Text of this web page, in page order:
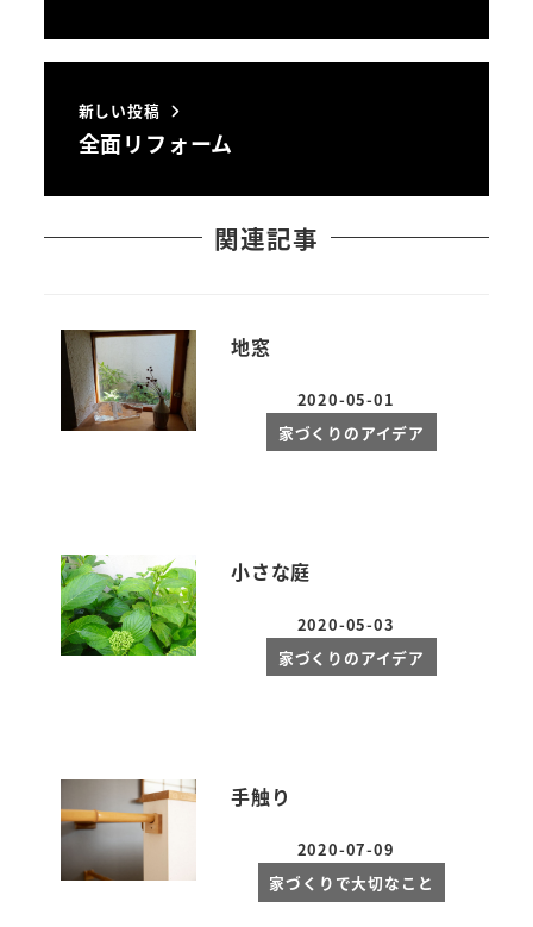
新しい投稿
全面リフォーム
関連記事
地窓
投稿日
2020-05-01
家づくりのアイデア
小さな庭
投稿日
2020-05-03
家づくりのアイデア
手触り
投稿日
2020-07-09
家づくりで大切なこと